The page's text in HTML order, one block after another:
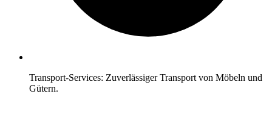
Transport-Services: Zuverlässiger Transport von Möbeln und
Gütern.